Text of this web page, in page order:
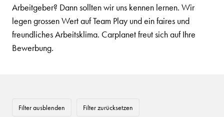
Arbeitgeber? Dann sollten wir uns kennen lernen. Wir
legen grossen Wert auf Team Play und ein faires und
freundliches Arbeitsklima. Carplanet freut sich auf Ihre
Bewerbung.
Filter ausblenden Filter zurücksetzen